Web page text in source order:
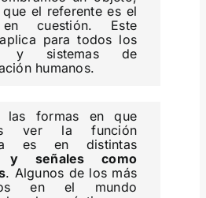
que el referente es el
cuestión. Este
para todos los
y sistemas de
humanos.
las formas en que
ver la función
es en distintas
y señales como
. Algunos de los más
en el mundo